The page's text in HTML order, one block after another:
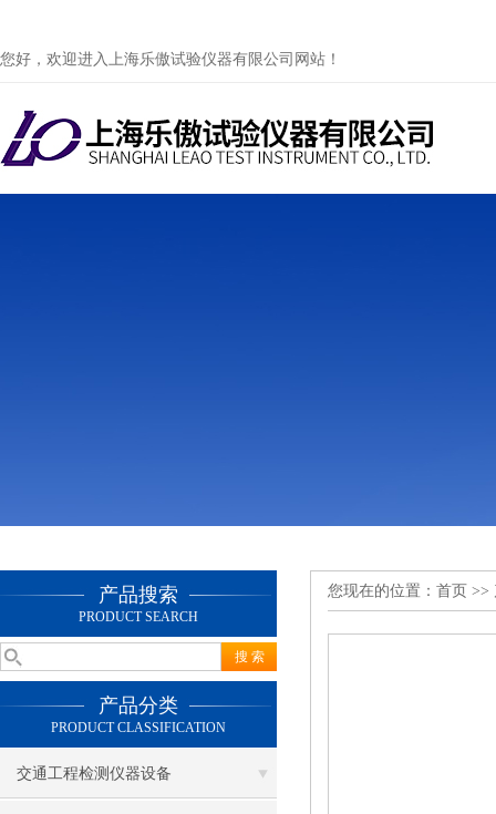
您好，欢迎进入上海乐傲试验仪器有限公司网站！
产品搜索
PRODUCT SEARCH
产品分类
PRODUCT CLASSIFICATION
交通工程检测仪器设备
您现在的位置： 首页 >>